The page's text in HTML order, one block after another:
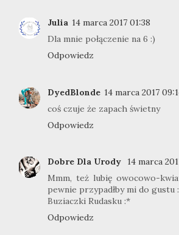
Julia 14 marca 2017 01:38
Dla mnie połączenie na 6 :)
Odpowiedz
DyedBlonde 14 marca 2017
coś czuje że zapach świetny
Odpowiedz
Dobre Dla Urody
14 marca
Mmm, też lubię owocowo-
pewnie przypadłby mi do gustu
Buziaczki Rudasku :*
Odpowiedz